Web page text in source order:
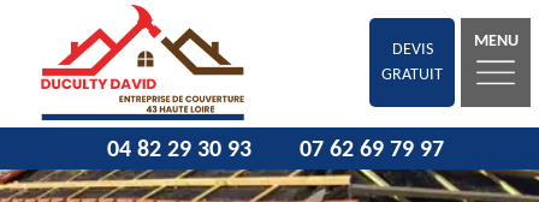
DEVIS
GRATUIT
MENU
04 82 29 30 93 07 62 69 79 97